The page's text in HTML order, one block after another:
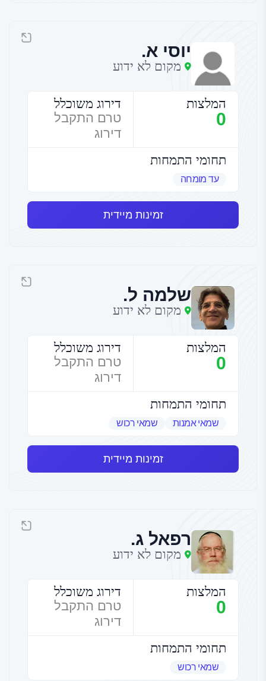
יוסי א.
מקום לא ידוע
המלצות
0
דירוג משוכלל
טרם התקבל
דירוג
תחומי התמחות
עד מומחה
זמינות מיידית
שלמה ל.
מקום לא ידוע
המלצות
0
דירוג משוכלל
טרם התקבל
דירוג
תחומי התמחות
שמאי אמנות שמאי רכוש
זמינות מיידית
רפאל ג.
מקום לא ידוע
המלצות
0
דירוג משוכלל
טרם התקבל
דירוג
תחומי התמחות
שמאי רכוש